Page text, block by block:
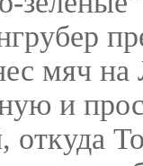
мяч на
и
откуда